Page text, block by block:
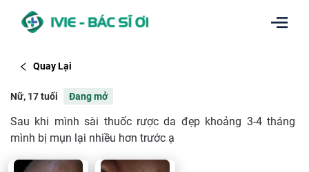
Quay Lại
Nữ, 17 tuổi Đang mở
Sau khi mình sài thuốc rược da đẹp khoảng 3-4 tháng
mình bị mụn lại nhiều hơn trước ạ